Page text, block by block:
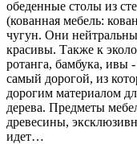
обеденные столы из
(кованная мебель:
чугун. Они
красивы. Также к
ротанга, бамбука, ивы
самый дорогой, из
дорогим материалом
дерева. Предметы
древесины,
идет…